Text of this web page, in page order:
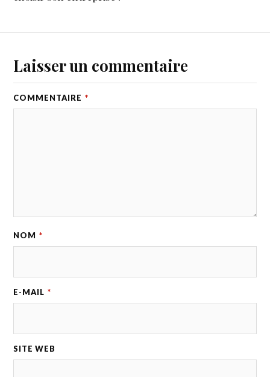
Laisser un commentaire
COMMENTAIRE *
NOM *
E-MAIL *
SITE WEB